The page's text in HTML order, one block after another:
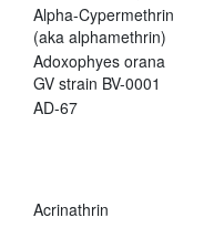
Alpha-Cypermethrin
(aka alphamethrin)
Adoxophyes orana
GV strain BV-0001
AD-67
Acrinathrin